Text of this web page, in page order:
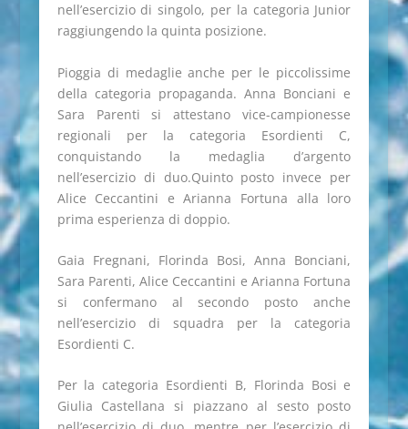
nell’esercizio di singolo, per la categoria Junior
raggiungendo la quinta posizione.
Pioggia di medaglie anche per le piccolissime
della categoria propaganda. Anna Bonciani e
Sara Parenti si attestano vice-campionesse
regionali per la categoria Esordienti C,
conquistando la medaglia d’argento
nell’esercizio di duo.Quinto posto invece per
Alice Ceccantini e Arianna Fortuna alla loro
prima esperienza di doppio.
Gaia Fregnani, Florinda Bosi, Anna Bonciani,
Sara Parenti, Alice Ceccantini e Arianna Fortuna
si confermano al secondo posto anche
nell’esercizio di squadra per la categoria
Esordienti C.
Per la categoria Esordienti B, Florinda Bosi e
Giulia Castellana si piazzano al sesto posto